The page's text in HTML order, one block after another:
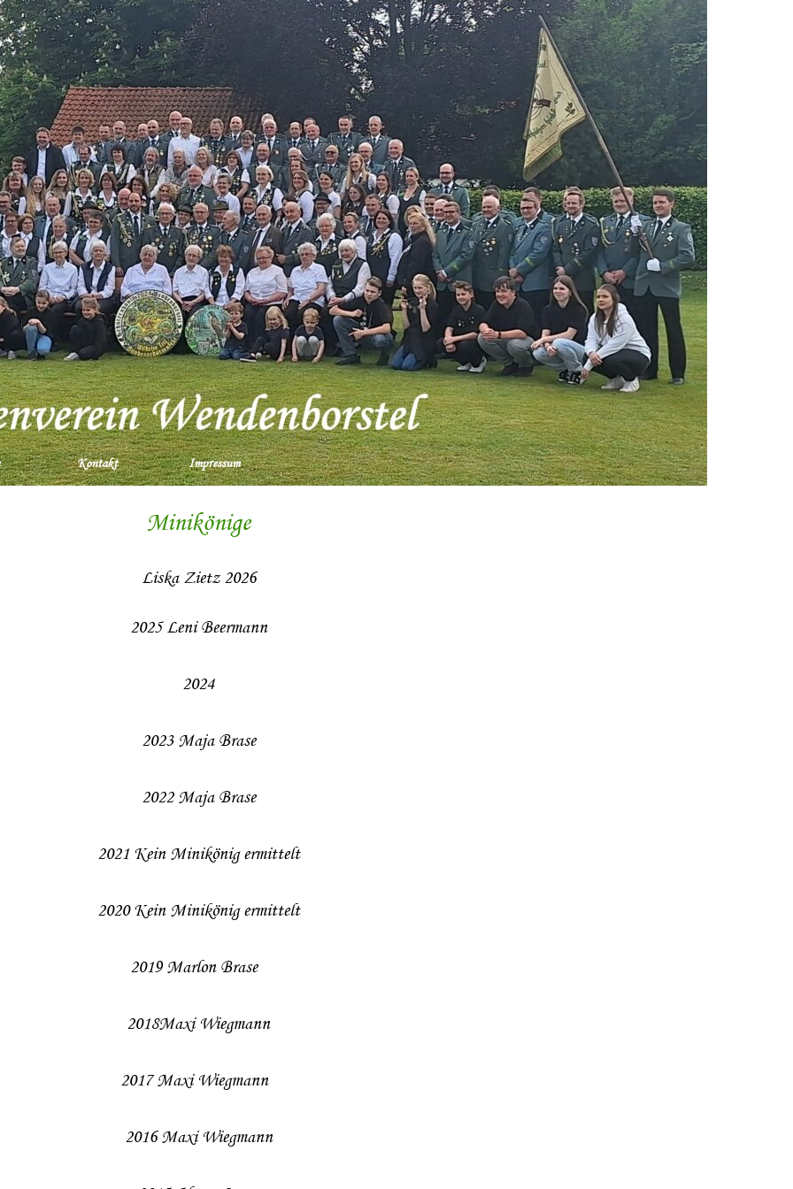
Menü überspringen
Kontakt Impressum
Minikönige
Liska Zietz 2026
2025 Leni Beermann
2024
2023 Maja Brase
2022 Maja Brase
2021 Kein Minikönig ermittelt
2020 Kein Minikönig ermittelt
2019 Marlon Brase
2018Maxi Wiegmann
2017 Maxi Wiegmann
2016 Maxi Wiegmann